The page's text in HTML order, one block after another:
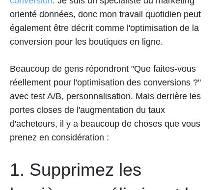
orienté données, donc mon travail quotidien peut
également être décrit comme l'optimisation de la
conversion pour les boutiques en ligne.
Beaucoup de gens répondront "Que faites-vous
réellement pour l'optimisation des conversions ?"
avec test A/B, personnalisation. Mais derrière les
portes closes de l'augmentation du taux
d'acheteurs, il y a beaucoup de choses que vous
prenez en considération :
1. Supprimez les